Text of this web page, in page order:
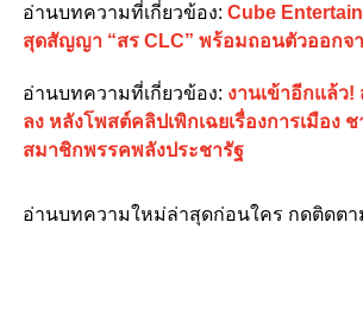
อ่านบทความที่เกี่ยวข้อง: Cube
สุดสัญญา “สร CLC” พร้อมถอนตัวออกจ
อ่านบทความที่เกี่ยวข้อง: งานเข้าอีกแล้ว!
ลง หลังโพสต์คลิปเพิกเฉยเรื่องการเมือง
สมาชิกพรรคพลังประชารัฐ
อ่านบทความใหม่ล่าสุดก่อนใคร กดติดตาม